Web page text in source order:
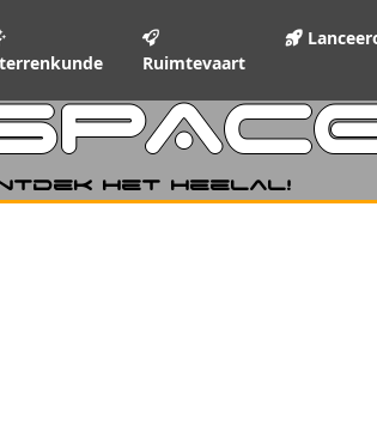
Ruimtevaart
het heelal!